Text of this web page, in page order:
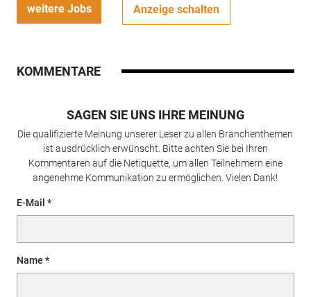
weitere Jobs Anzeige schalten
KOMMENTARE
SAGEN SIE UNS IHRE MEINUNG
Die qualifizierte Meinung unserer Leser zu allen Branchenthemen
ist ausdrücklich erwünscht. Bitte achten Sie bei Ihren
Kommentaren auf die Netiquette, um allen Teilnehmern eine
angenehme Kommunikation zu ermöglichen. Vielen Dank!
E-Mail
Name